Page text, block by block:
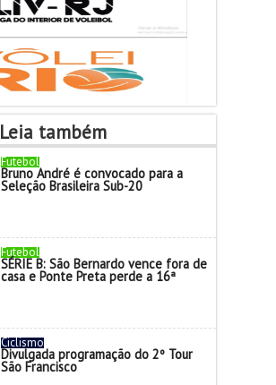
Leia também
Futebol
Bruno André é convocado para a
Seleção Brasileira Sub-20
Futebol
SÉRIE B: São Bernardo vence fora de
casa e Ponte Preta perde a 16ª
Ciclismo
Divulgada programação do 2º Tour
São Francisco